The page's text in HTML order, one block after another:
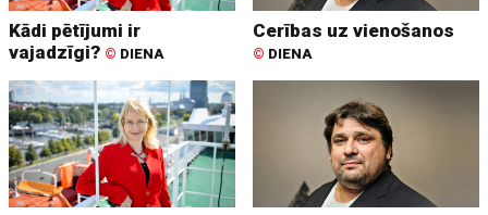
Kādi pētījumi ir
vajadzīgi? © DIENA
Cerības uz vienošanos
© DIENA